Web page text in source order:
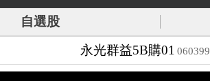
自選股
永光群益5B購01 060399